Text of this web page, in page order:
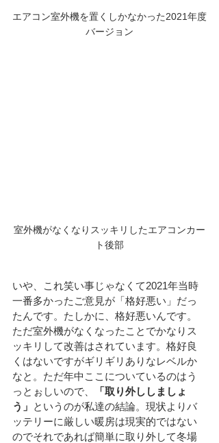
エアコン室外機を置くしかなかった2021年度
バージョン
室外機がなくなりスッキリしたエアコンカー
ト後部
いや、これ笑い事じゃなくて2021年当時
一番多かったご意見が「格好悪い」だっ
たんです。たしかに、格好悪いんです。
ただ室外機がなくなったことでかなりス
ッキリして改善はされています。格好良
くはないですがギリギリありなレベルか
なと。ただ年中ここについているのはう
っとぉしいので、
「取り外ししましょ
う」 というのが私達の結論。現状よりバ
ッテリーに厳しい暖房は現実的ではない
のでそれであれば簡単に取り外して冬場